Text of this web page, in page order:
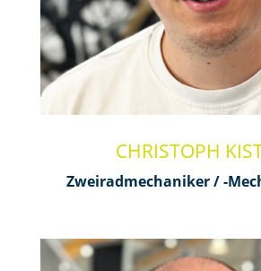
CHRISTOPH
Zweiradmechaniker / -